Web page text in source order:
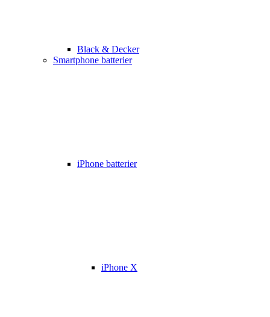
Black & Decker
Smartphone batterier
iPhone batterier
iPhone X